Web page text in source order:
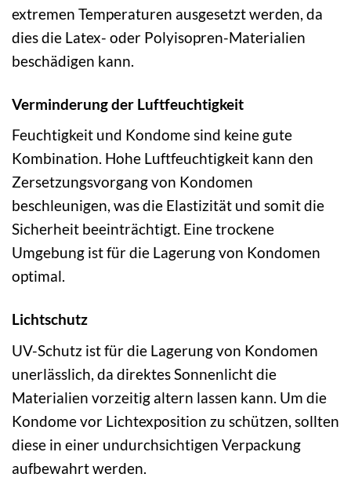
extremen Temperaturen ausgesetzt werden, da
dies die Latex- oder Polyisopren-Materialien
beschädigen kann.
Verminderung der Luftfeuchtigkeit
Feuchtigkeit und Kondome sind keine gute
Kombination. Hohe Luftfeuchtigkeit kann den
Zersetzungsvorgang von Kondomen
beschleunigen, was die Elastizität und somit die
Sicherheit beeinträchtigt. Eine trockene
Umgebung ist für die Lagerung von Kondomen
optimal.
Lichtschutz
UV-Schutz ist für die Lagerung von Kondomen
unerlässlich, da direktes Sonnenlicht die
Materialien vorzeitig altern lassen kann. Um die
Kondome vor Lichtexposition zu schützen, sollten
diese in einer undurchsichtigen Verpackung
aufbewahrt werden.